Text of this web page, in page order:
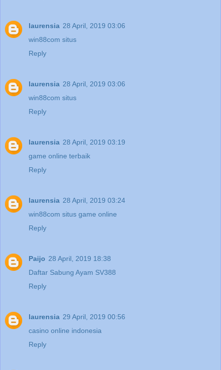
laurensia 28 April, 2019 03:06
win88com situs
Reply
laurensia 28 April, 2019 03:06
win88com situs
Reply
laurensia 28 April, 2019 03:19
game online terbaik
Reply
laurensia 28 April, 2019 03:24
win88com situs game online
Reply
Paijo 28 April, 2019 18:38
Daftar Sabung Ayam SV388
Reply
laurensia 29 April, 2019 00:56
casino online indonesia
Reply